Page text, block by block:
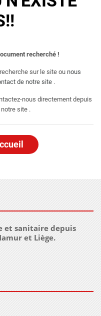
recherché !
sur le site ou nous
de notre site .
nous directement depuis
site .
et sanitaire depuis
et Liège.